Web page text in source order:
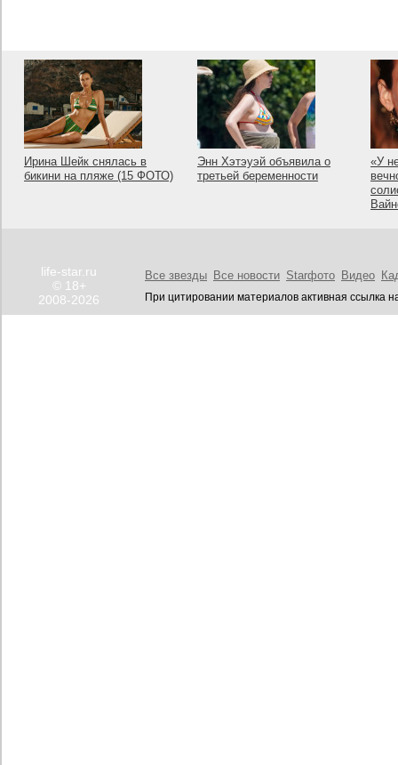
Ирина Шейк снялась в
бикини на пляже (15 ФОТО)
Энн Хэтэуэй объявила о
третьей беременности
«У
life-star.ru
© 18+
2008-2026
Все звезды Все новости Starфото Видео
При цитировании материалов активная ссылка